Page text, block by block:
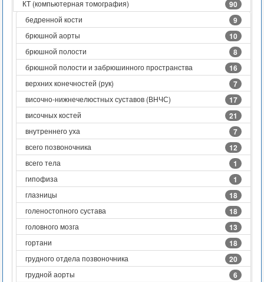
КТ (компьютерная томография) 90
бедренной кости 9
брюшной аорты 10
брюшной полости 8
брюшной полости и забрюшинного пространства 16
верхних конечностей (рук) 7
височно-нижнечелюстных суставов (ВНЧС) 17
височных костей 21
внутреннего уха 7
всего позвоночника 12
всего тела 1
гипофиза 1
глазницы 18
голеностопного сустава 18
головного мозга 13
гортани 18
грудного отдела позвоночника 20
грудной аорты 6